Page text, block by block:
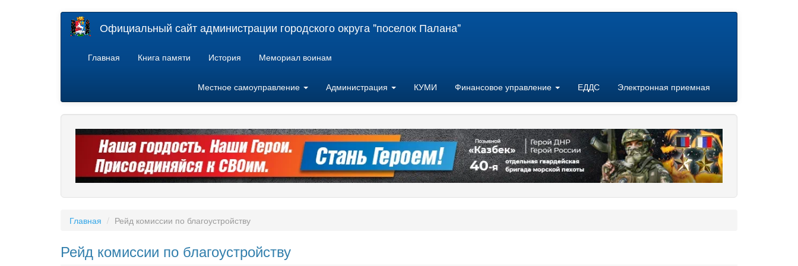
Официальный сайт администрации городского округа "поселок Палана"
Главная Книга памяти История Мемориал воинам
Местное самоуправление Администрация КУМИ Финансовое управление ЕДДС Электронная приемная
Главная Рейд комиссии по благоустройству
Рейд комиссии по благоустройству